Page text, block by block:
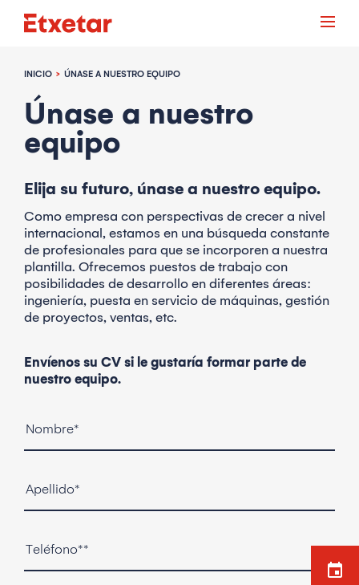
INICIO ÚNASE A NUESTRO EQUIPO
Únase a nuestro
equipo
Elija su futuro, únase a nuestro equipo.
Como empresa con perspectivas de crecer a nivel
internacional, estamos en una búsqueda constante
de profesionales para que se incorporen a nuestra
plantilla. Ofrecemos puestos de trabajo con
posibilidades de desarrollo en diferentes áreas:
ingeniería, puesta en servicio de máquinas, gestión
de proyectos, ventas, etc.
Envíenos su CV si le gustaría formar parte de
nuestro equipo.